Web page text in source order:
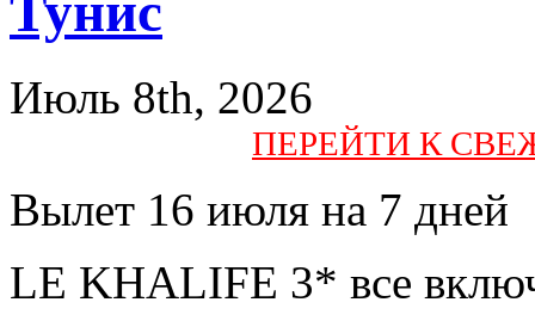
Тунис
Июль 8th, 2026
ПЕРЕЙТИ К
Вылет 16 июля на 7 дней
LE KHALIFE 3* все